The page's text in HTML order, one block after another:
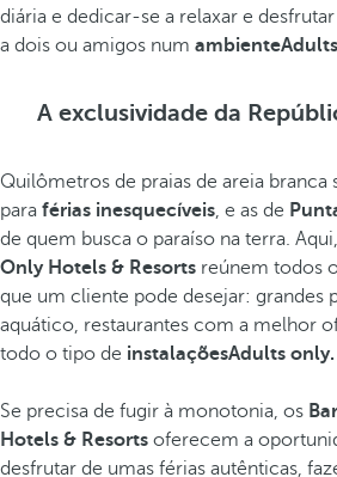
diária e dedicar-se a relaxar e
a dois ou amigos num
A exclusividade da
Quilômetros de praias de areia
para férias inesquecíveis, e as de
de quem busca o paraíso na terra.
Only Hotels & Resorts reúnem todos
que um cliente pode desejar: grandes
aquático, restaurantes com a melhor
todo o tipo de instalaçõesAdults only.
Se precisa de fugir à monotonia, os
Hotels & Resorts oferecem a
desfrutar de umas férias autênticas,